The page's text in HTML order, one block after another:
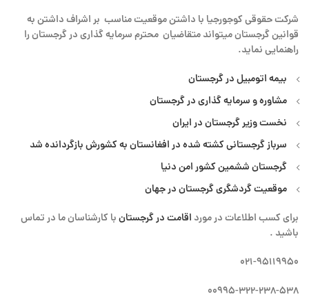
شرکت حقوقی کوجورجیا با داشتن موقعیت مناسب بر اشراف داشتن به
قوانین گرجستان میتواند متقاضیان محترم سرمایه گذاری در گرجستان را
راهنمایی نماید.
بیمه اتومبیل در گرجستان
مشاوره و سرمایه گذاری در گرجستان
نخست وزیر گرجستان در ایران
سرباز گرجستانی کشته شده در افغانستان به کشورش بازگردانده شد
گرجستان ششمین کشور امن دنیا
موقعیت گردشگری گرجستان در جهان
برای کسب اطلاعات در مورد اقامت در گرجستانبا کارشناسان ما در تماس
باشید .
۰۲۱-۹۵۱۱۹۹۵۰
۰۰۹۹۵-۳۲۲-۲۳۸-۵۳۸